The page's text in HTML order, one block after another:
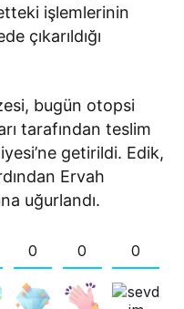
işlemlerinin
çıkarıldığı
bugün otopsi
tarafından teslim
getirildi. Edik,
Ervah
uğurlandı.
0 0 0